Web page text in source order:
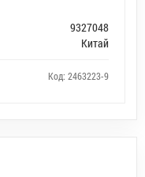
9327048
Китай
Код: 2463223-9